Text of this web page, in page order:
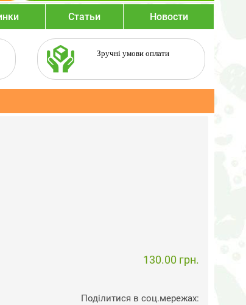
Статьи Новости
Зручні умови оплати
130.00 грн.
Поділитися в соц.мережах: